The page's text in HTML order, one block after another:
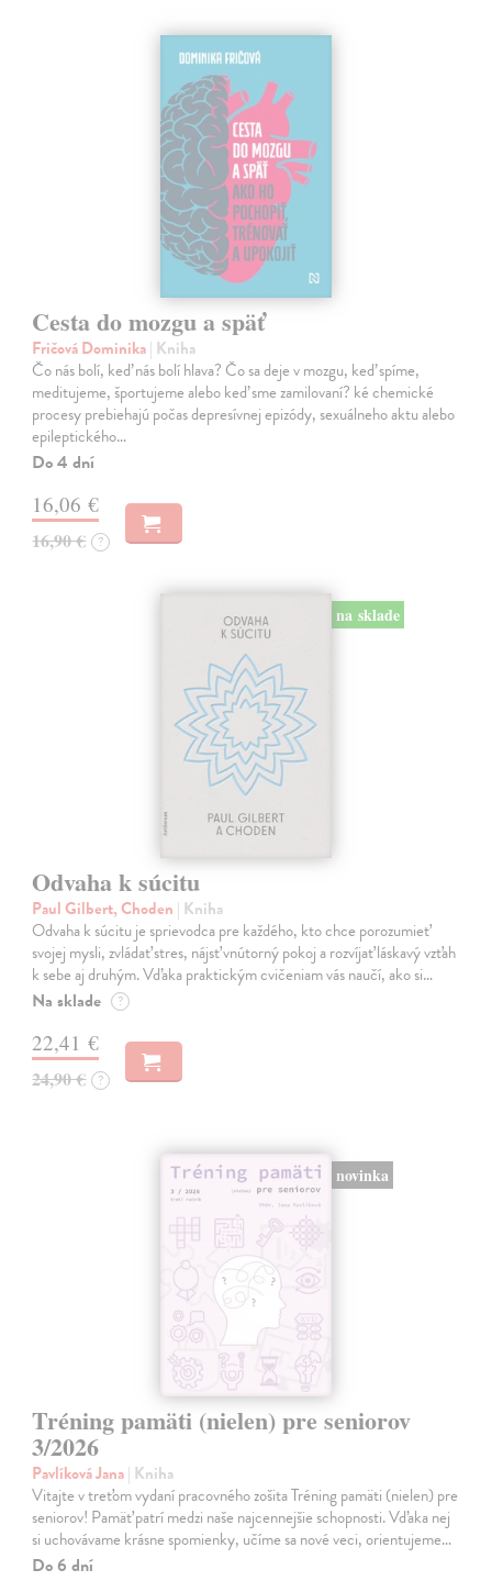
Cesta do mozgu a späť
Fričová Dominika| Kniha
Čo nás bolí, keď nás bolí hlava? Čo sa deje v mozgu, keď spíme,
meditujeme, športujeme alebo keď sme zamilovaní? ké chemické
procesy prebiehajú počas depresívnej epizódy, sexuálneho aktu alebo
epileptického…
Do 4 dní
16,06 €
16,90 € ?
na sklade
Odvaha k súcitu
Paul Gilbert, Choden | Kniha
Odvaha k súcitu je sprievodca pre každého, kto chce porozumieť
svojej mysli, zvládať stres, nájsť vnútorný pokoj a rozvíjať láskavý vzťah
k sebe aj druhým. Vďaka praktickým cvičeniam vás naučí, ako si…
Na sklade ?
22,41 €
24,90 € ?
novinka
Tréning pamäti (nielen) pre seniorov
3/2026
Pavlíková Jana| Kniha
Vitajte v treťom vydaní pracovného zošita Tréning pamäti (nielen) pre
seniorov! Pamäť patrí medzi naše najcennejšie schopnosti. Vďaka nej
si uchovávame krásne spomienky, učíme sa nové veci, orientujeme…
Do 6 dní